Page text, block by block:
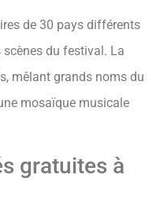
de 30 pays différents
du festival. La
mêlant grands noms du
mosaïque musicale
gratuites à